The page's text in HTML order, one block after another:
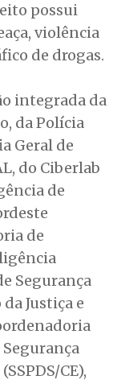
possui
violência
de drogas.
integrada da
da Polícia
Geral de
do Ciberlab
de
de
Segurança
Justiça e
CE),